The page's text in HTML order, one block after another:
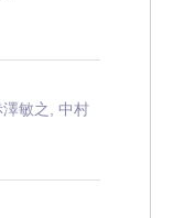
敏之, 中村